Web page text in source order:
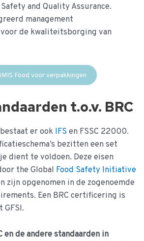
and Quality Assurance.
management
de kwaliteitsborging van
Food voor verpakkingen
t.o.v. BRC
er ook IFSen FSSC 22000.
bezitten een set
dient te voldoen. Deze eisen
the Global Food Safety Initiative
zijn opgenomen in de zogenoemde
Een BRC certificering is
GFSI.
en de andere standaarden in